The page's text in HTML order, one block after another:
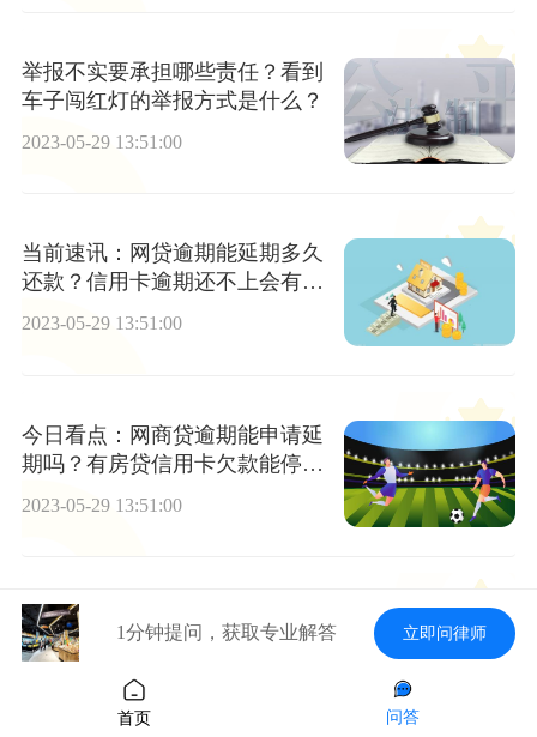
举报不实要承担哪些责任？看到
车子闯红灯的举报方式是什么？
2023-05-29 13:51:00
当前速讯：网贷逾期能延期多久
还款？信用卡逾期还不上会有什
么后果?
2023-05-29 13:51:00
今日看点：网商贷逾期能申请延
期吗？有房贷信用卡欠款能停息
2023-05-29 13:51:00
网贷逾期很多会被限制出行吗？
停息挂账自己怎么去申请? 全球
2023-05-29 13:51:00
1分钟提问，获取专业解答 立即问律师
首页 问答